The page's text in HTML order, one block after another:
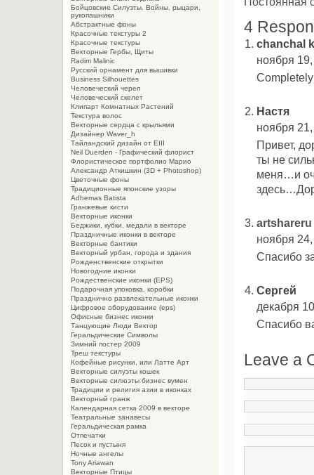
4
chanchal
ноября
Настя
ноября
Привет,
ты не
меня…и
artshareru
ноября
Спасибо
Сергей
декабря
Спасибо
Leave a
Бойцовские Силуэты. Войны, рыцари,
рукопашники
Абстрактные фоны
Красочные текстуры 2
Красочные текстуры
Векторные Гербы, Щиты
Radim Malinic
Русский орнамент для вышивки
Business Silhouettes
Человеческий череп
Человеческий скелет
Клипарт Комнатных Растений
Текстура волос
Векторные сердца с крыльями
Дизайнер Waver_h
Тайландский дизайн от EIII
Neil Duerden - Графический флорист
Флористическое портфолио Марио
Александр Аткишкин (3D + Photoshop)
Цветочные фоны
Традиционные японские узоры
Adhemas Batista
Гранжевые кисти
Векторные иконки
Беджики, кубки, медали в векторе
Праздничные иконки в векторе
Векторные бантики
Векторный урбан, города и здания
Рожденственские открытки
Новогодние иконки
Рождественские иконки (EPS)
Подарочная упоковка, коробки
Празднично развлекательные иконки
Цифровое оборудование (eps)
Офисные бизнес иконки
Танцующие Люди Вектор
Геральдические Символы
Зимний постер 2009
Треш текстуры
Кофейные рисунки, или Латте Арт
Векторные силуэты кошек
Векторные силюэты бизнес вумен
Традиции и религия азии в иконках
Векторный гранж
Календарная сетка 2009 в векторе
Театральные занавесы
Геральдическая рамка
Отпечатки
Песок и пустыня
Ночные ангелы
Tony Ariawan
Векторные Птицы